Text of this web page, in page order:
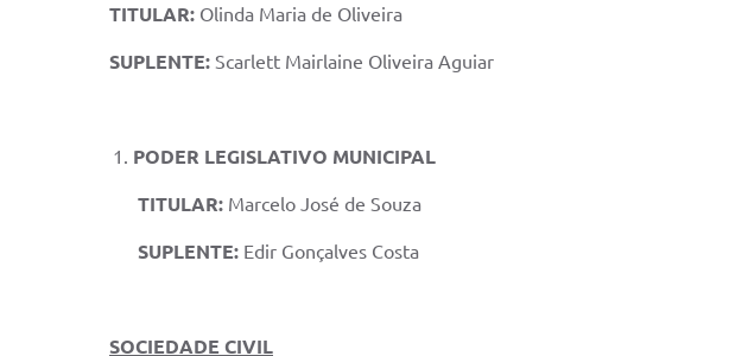
TITULAR: Olinda Maria de Oliveira
SUPLENTE: Scarlett Mairlaine Oliveira Aguiar
PODER LEGISLATIVO MUNICIPAL
TITULAR: Marcelo José de Souza
SUPLENTE: Edir Gonçalves Costa
SOCIEDADE CIVIL